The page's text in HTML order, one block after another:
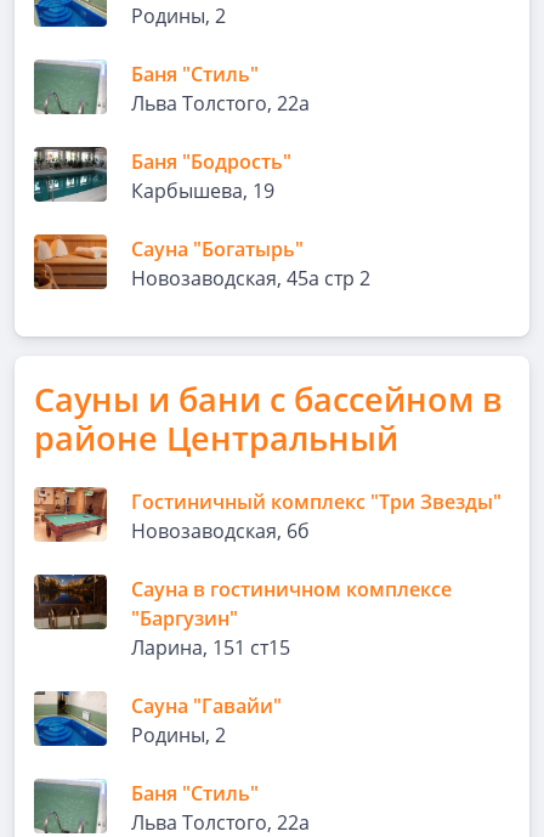
Родины, 2
Баня "Стиль"
Льва Толстого, 22а
Баня "Бодрость"
Карбышева, 19
Сауна "Богатырь"
Новозаводская, 45а стр 2
Сауны и бани с бассейном в
районе Центральный
Гостиничный комплекс "Три Звезды"
Новозаводская, 6б
Сауна в гостиничном комплексе
"Баргузин"
Ларина, 151 ст15
Сауна "Гавайи"
Родины, 2
Баня "Стиль"
Льва Толстого, 22а